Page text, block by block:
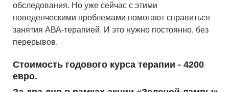
обследования. Но уже сейчас с этими
поведенческими проблемами помогают справиться
занятия АВА-терапией. И это нужно постоянно, без
перерывов.
Стоимость годового курса терапии - 4200
евро.